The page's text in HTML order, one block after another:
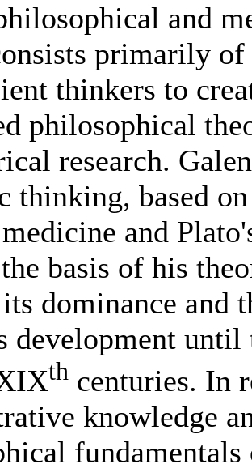
and
primarily
thinkers to
philosophical
research.
thinking, based
and
basis of his
dominance and
development
th centuries. In
knowledge